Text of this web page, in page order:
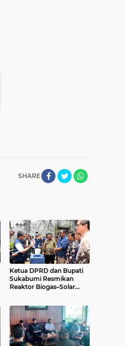
SHARE
Ketua DPRD dan Bupati
Sukabumi Resmikan
Reaktor Biogas–Solar
Simpenan